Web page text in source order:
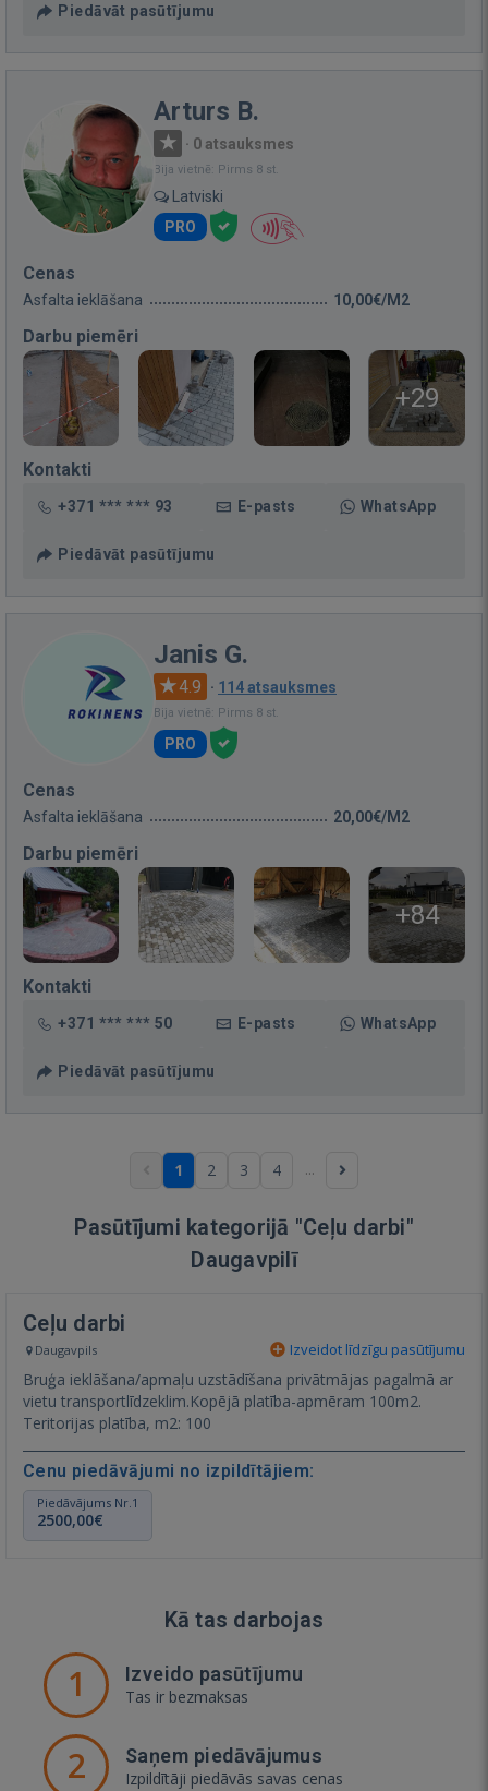
Piedāvāt pasūtījumu
Arturs B.
· 0 atsauksmes
Bija vietnē: Pirms 8 st.
Latviski
PRO
Cenas
Asfalta ieklāšana 10,00€/M2
Darbu piemēri
+29
Kontakti
+371 *** *** 93 E-pasts WhatsApp
Piedāvāt pasūtījumu
Janis G.
4.9 · 114 atsauksmes
Bija vietnē: Pirms 8 st.
PRO
Cenas
Asfalta ieklāšana 20,00€/M2
Darbu piemēri
+84
Kontakti
+371 *** *** 50 E-pasts WhatsApp
Piedāvāt pasūtījumu
1 2 3 4 ...
Pasūtījumi kategorijā "Ceļu darbi"
Daugavpilī
Ceļu darbi
Daugavpils Izveidot līdzīgu pasūtījumu
Bruģa ieklāšana/apmaļu uzstādīšana privātmājas pagalmā ar
vietu transportlīdzeklim.Kopējā platība-apmēram 100m2.
Teritorijas platība, m2: 100
Cenu piedāvājumi no izpildītājiem:
Piedāvājums Nr.1
2500,00€
Kā tas darbojas
1 Izveido pasūtījumu
Tas ir bezmaksas
2 Saņem piedāvājumus
Izpildītāji piedāvās savas cenas